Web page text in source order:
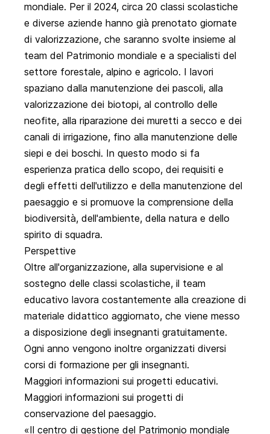
mondiale. Per il 2024, circa 20 classi scolastiche
e diverse aziende hanno già prenotato giornate
di valorizzazione, che saranno svolte insieme al
team del Patrimonio mondiale e a specialisti del
settore forestale, alpino e agricolo. I lavori
spaziano dalla manutenzione dei pascoli, alla
valorizzazione dei biotopi, al controllo delle
neofite, alla riparazione dei muretti a secco e dei
canali di irrigazione, fino alla manutenzione delle
siepi e dei boschi. In questo modo si fa
esperienza pratica dello scopo, dei requisiti e
degli effetti dell'utilizzo e della manutenzione del
paesaggio e si promuove la comprensione della
biodiversità, dell'ambiente, della natura e dello
spirito di squadra.
Perspettive
Oltre all'organizzazione, alla supervisione e al
sostegno delle classi scolastiche, il team
educativo lavora costantemente alla creazione di
materiale didattico aggiornato, che viene messo
a disposizione degli insegnanti gratuitamente.
Ogni anno vengono inoltre organizzati diversi
corsi di formazione per gli insegnanti.
Maggiori informazioni sui progetti educativi.
Maggiori informazioni sui progetti di
conservazione del paesaggio.
Il centro di gestione del Patrimonio mondiale